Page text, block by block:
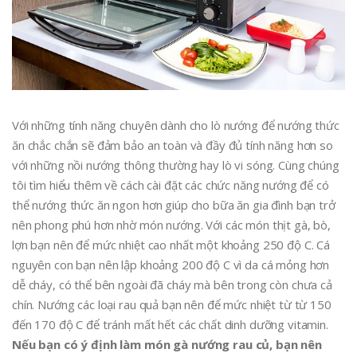
Với những tính năng chuyên dành cho lò nướng để nướng thức
ăn chắc chắn sẽ đảm bảo an toàn và đầy đủ tính năng hơn so
với những nồi nướng thông thường hay lò vi sóng. Cùng chúng
tôi tìm hiểu thêm về cách cài đặt các chức năng nướng để có
thể nướng thức ăn ngon hơn giúp cho bữa ăn gia đình bạn trở
nên phong phú hơn nhờ món nướng. Với các món thịt gà, bò,
lợn bạn nên để mức nhiệt cao nhất một khoảng 250 độ C. Cá
nguyên con bạn nên lập khoảng 200 độ C vì da cá mỏng hơn
dễ cháy, có thể bên ngoài đã cháy mà bên trong còn chưa cả
chín. Nướng các loại rau quả bạn nên để mức nhiệt từ từ 150
đến 170 độ C để tránh mất hết các chất dinh dưỡng vitamin.
Nếu bạn có ý định làm món gà nướng rau củ, bạn nên